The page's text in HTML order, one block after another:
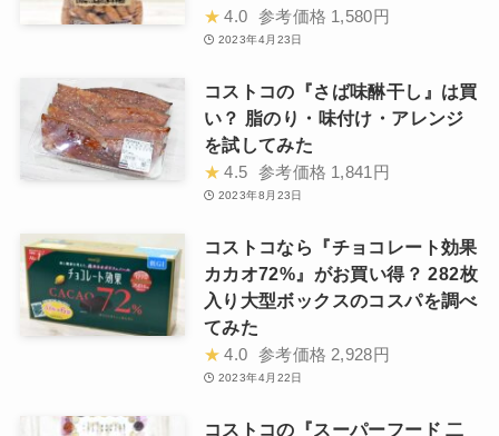
★ 4.0 参考価格 1,580円
2023年4月23日
コストコの『さば味醂干し』は買
い？ 脂のり・味付け・アレンジ
を試してみた
★ 4.5 参考価格 1,841円
2023年8月23日
コストコなら『チョコレート効果
カカオ72%』がお買い得？ 282枚
入り大型ボックスのコスパを調べ
てみた
★ 4.0 参考価格 2,928円
2023年4月22日
コストコの『スーパーフード 二